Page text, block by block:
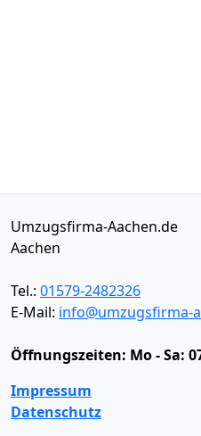
Umzugsfirma-Aachen.de
Aachen
Tel.: 01579-2482326
E-Mail: info@umzugsfirma-
Öffnungszeiten: Mo - Sa:
Impressum
Datenschutz